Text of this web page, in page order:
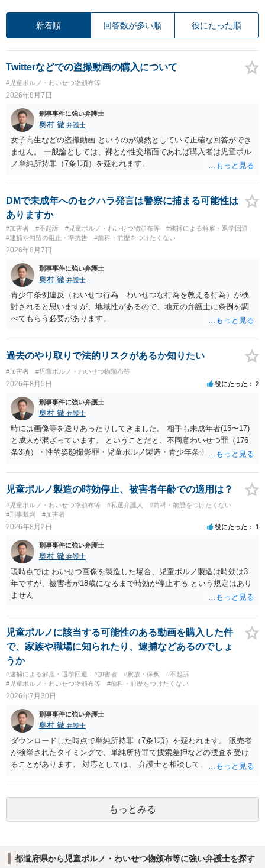
新着順 回答数が多い順 役にたった順
Twitterなどでの盗撮動画の購入について
#児童ポルノ・わいせつ物頒布等
2026年8月7日
刑事事件に強い弁護士
奥村 徹 弁護士
女子高生などの盗撮動画 というのが漠然としていて正確な回答ができ
ません。 一般論としては、裸とか性交場面であれば購入者は児童ポル
ノ単純所持罪（7条1項）を疑われます。
DMで未成年へのセクハラ発言は警察に捕まる可能性は
ありますか
#加害者 #不起訴 #児童ポルノ・わいせつ物頒布等
#逮捕による解雇・退学回避
#逮捕や勾留の阻止・準抗告
#前科・前歴をつけたくない
2026年8月7日
刑事事件に強い弁護士
奥村 徹 弁護士
青少年条例違反（わいせつ行為 わいせつな行為を教える行為）が検
討されると思いますが、地域性があるので、地元の弁護士に条例を調
べてもらう必要があります。
過去のやり取りで法的リスクがあるか知りたい
#加害者 #児童ポルノ・わいせつ物頒布等
2026年8月5日 役にたった 2
刑事事件に強い弁護士
奥村 徹 弁護士
時には画像等を送りあったりしてきました。 相手も未成年者(15〜17)
と成人が混ざっています。 ということだと、不同意わいせつ罪（176
条3項）・性的姿態撮影罪・児童ポルノ製造・青少年条例違反（わいせ
で、警察にバレれば、それなりの捜査を受けるでしょう。
児童ポルノ製造の時効停止、被害者年齢での適用は？
#児童ポルノ・わいせつ物頒布等 #私選弁護人
#前科・前歴をつけたくない
#刑事裁判
#加害者
2026年8月2日 役にたった 1
刑事事件に強い弁護士
奥村 徹 弁護士
現時点では わいせつ画像を製造した場合、児童ポルノ製造は時効は3
年ですが、被害者が18歳になるまで時効が停止する という規定はあり
ません
児童ポルノに該当する可能性のある動画を購入した件
で、家族や職場に知られたり、逮捕などあるのでしょ
うか
#逮捕による解雇・退学回避 #加害者 #釈放・保釈
#不起訴
#児童ポルノ・わいせつ物頒布等
#前科・前歴をつけたくない
2026年7月30日
刑事事件に強い弁護士
奥村 徹 弁護士
ダウンロードした時点で単純所持罪（7条1項）を疑われます。 販売者
が検挙されたタイミングで、単純所持罪で捜索差押などの捜査を受け
ることがあります。 対応としては、 弁護士と相談して、 児童ポルノ
談しておく などが考えられます。
もっとみる
都道府県から児童ポルノ・わいせつ物頒布等に強い弁護士を探す